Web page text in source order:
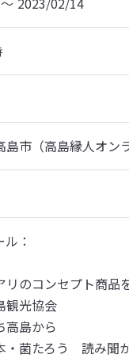
島市（高島縁人オン
：
リのコンセプト商品
観光協会
高島から
菌たろう　読み聞か